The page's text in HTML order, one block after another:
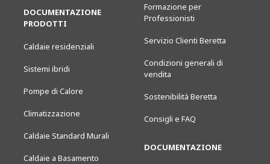
DOCUMENTAZIONE
PRODOTTI
Caldaie residenziali
Sistemi ibridi
Pompe di Calore
Climatizzazione
Caldaie Standard Murali
Caldaie a Basamento
Formazione per
Professionisti
Servizio Clienti Beretta
Condizioni generali di
vendita
Sostenibilità Beretta
Consigli e FAQ
DOCUMENTAZIONE